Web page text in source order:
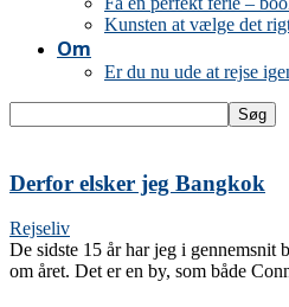
Kunsten at vælge det
Om
Er du nu ude at rejse
Derfor elsker jeg Bangkok
Rejseliv
De sidste 15 år har jeg i gennemsnit
om året. Det er en by, som både